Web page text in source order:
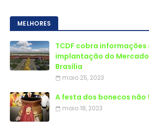
MELHORES
TCDF cobra informações
implantação do
Brasília
maio 25, 2023
A festa dos bonecos
maio 18, 2023